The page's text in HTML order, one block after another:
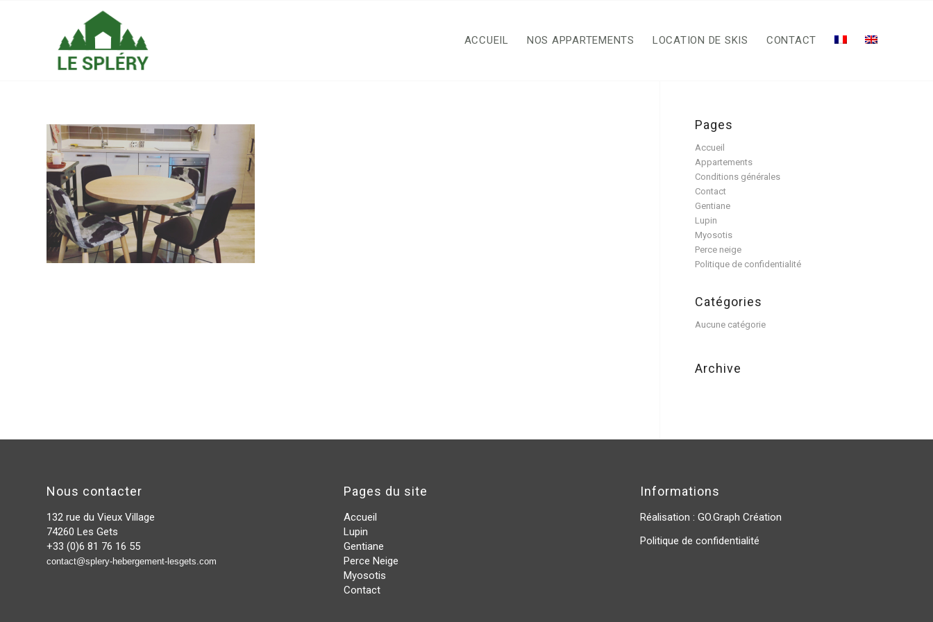
ACCUEIL NOS APPARTEMENTS LOCATION DE SKIS CONTACT
Pages
Accueil
Appartements
Conditions générales
Contact
Gentiane
Lupin
Myosotis
Perce neige
Politique de confidentialité
Catégories
Aucune catégorie
Archive
Nous contacter
132 rue du Vieux Village
74260 Les Gets
+33 (0)6 81 76 16 55
contact@splery-hebergement-lesgets.com
Pages du site
Accueil
Lupin
Gentiane
Perce Neige
Myosotis
Contact
Informations
Réalisation :GO.Graph Création
Politique de confidentialité